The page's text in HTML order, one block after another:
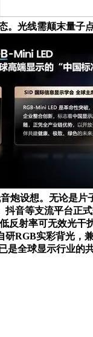
。光线需颠末量
炮设想。无论是
音等支流平台正
射率可无效光干
研RGB实彩背光
是全球显示行业